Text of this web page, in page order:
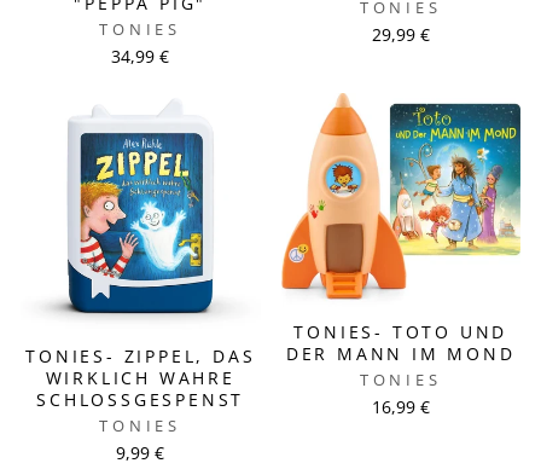
TONIES
34,99 €
TONIES
29,99 €
TONIES- ZIPPEL, DAS
WIRKLICH WAHRE
SCHLOSSGESPENST
TONIES
9,99 €
TONIES- TOTO UND
DER MANN IM MOND
TONIES
16,99 €